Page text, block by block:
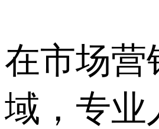
在市场营
域，专业